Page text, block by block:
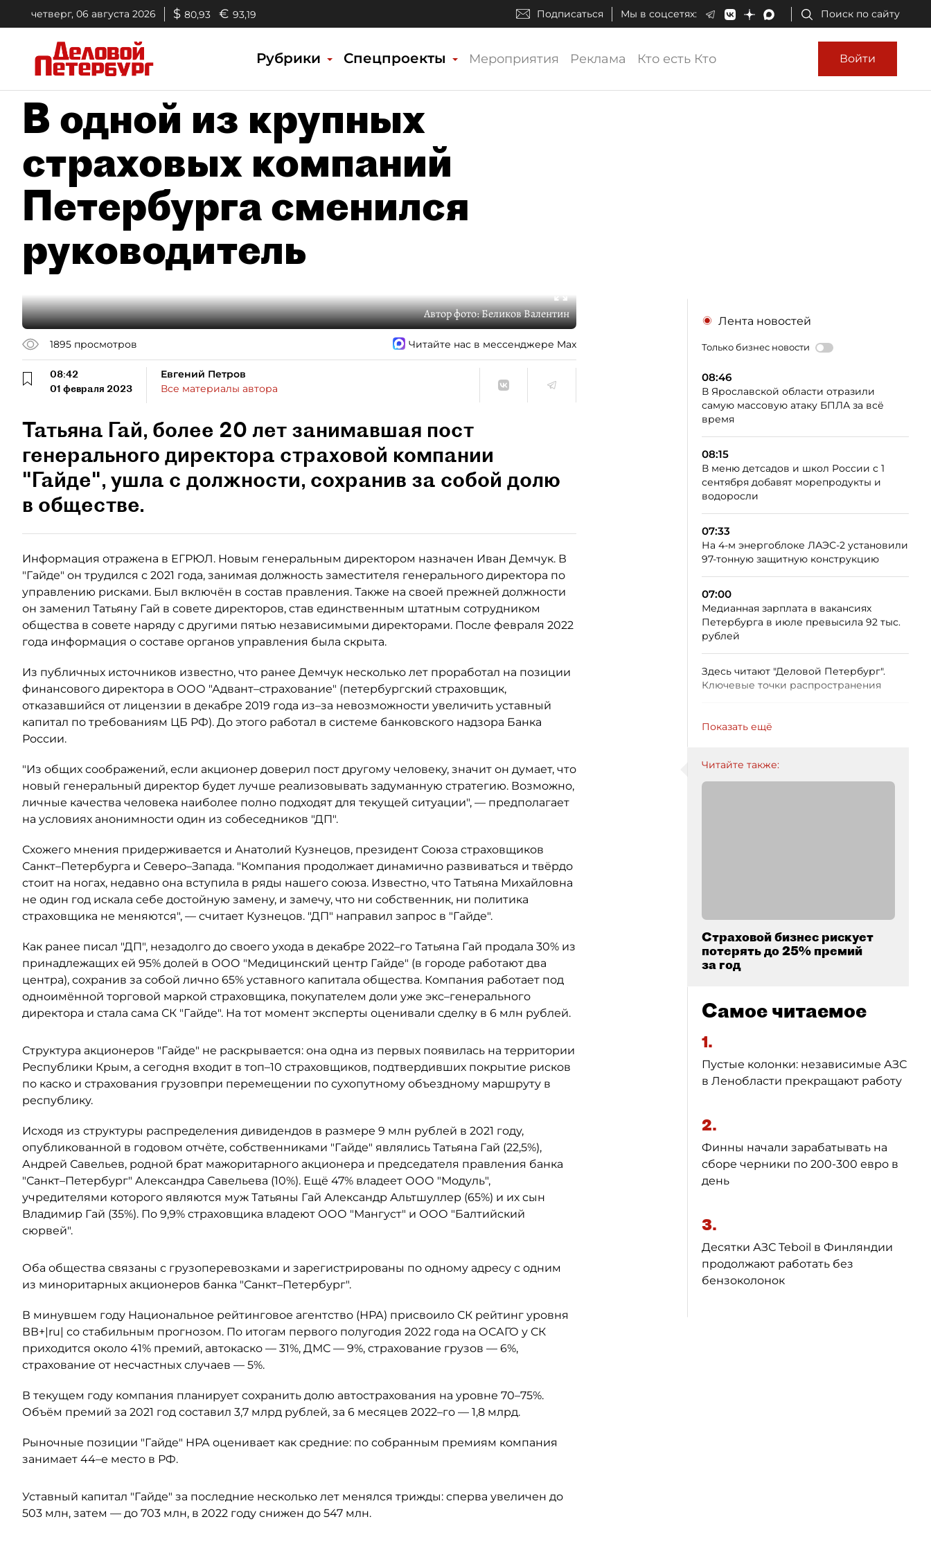
четверг, 06 августа 2026 $ 80,93 € 93,19 Подписаться Мы в соцсетях: Поиск по сайту
Рубрики Спецпроекты Мероприятия Реклама Кто есть Кто Войти
В одной из крупных
страховых компаний
Петербурга сменился
руководитель
Автор фото:Беликов Валентин
1895 просмотров Читайте нас в мессенджере Max
08:42
01 февраля 2023
Евгений Петров
Все материалы автора
Татьяна Гай, более 20 лет занимавшая пост
генерального директора страховой компании
"Гайде", ушла с должности, сохранив за собой долю
в обществе.
Информация отражена в ЕГРЮЛ. Новым генеральным директором назначен Иван Демчук. В
"Гайде" он трудился с 2021 года, занимая должность заместителя генерального директора по
управлению рисками. Был включён в состав правления. Также на своей прежней должности
он заменил Татьяну Гай в совете директоров, став единственным штатным сотрудником
общества в совете наряду с другими пятью независимыми директорами. После февраля 2022
года информация о составе органов управления была скрыта.
Из публичных источников известно, что ранее Демчук несколько лет проработал на позиции
финансового директора в ООО "Адвант–страхование" (петербургский страховщик,
отказавшийся от лицензии в декабре 2019 года из–за невозможности увеличить уставный
капитал по требованиям ЦБ РФ). До этого работал в системе банковского надзора Банка
России.
"Из общих соображений, если акционер доверил пост другому человеку, значит он думает, что
новый генеральный директор будет лучше реализовывать задуманную стратегию. Возможно,
личные качества человека наиболее полно подходят для текущей ситуации", — предполагает
на условиях анонимности один из собеседников "ДП".
Схожего мнения придерживается и Анатолий Кузнецов, президент Союза страховщиков
Санкт–Петербурга и Северо–Запада. "Компания продолжает динамично развиваться и твёрдо
стоит на ногах, недавно она вступила в ряды нашего союза. Известно, что Татьяна Михайловна
не один год искала себе достойную замену, и замечу, что ни собственник, ни политика
страховщика не меняются", — считает Кузнецов. "ДП" направил запрос в "Гайде".
Как ранее писал "ДП", незадолго до своего ухода в декабре 2022–го Татьяна Гай продала 30% из
принадлежащих ей 95% долей в ООО "Медицинский центр Гайде" (в городе работают два
центра), сохранив за собой лично 65% уставного капитала общества. Компания работает под
одноимённой торговой маркой страховщика, покупателем доли уже экс–генерального
директора и стала сама СК "Гайде". На тот момент эксперты оценивали сделку в 6 млн рублей.
Структура акционеров "Гайде" не раскрывается: она одна из первых появилась на территории
Республики Крым, а сегодня входит в топ–10 страховщиков, подтвердивших покрытие рисков
по каско и страхования грузовпри перемещении по сухопутному объездному маршруту в
республику.
Исходя из структуры распределения дивидендов в размере 9 млн рублей в 2021 году,
опубликованной в годовом отчёте, собственниками "Гайде" являлись Татьяна Гай (22,5%),
Андрей Савельев, родной брат мажоритарного акционера и председателя правления банка
"Санкт–Петербург" Александра Савельева (10%). Ещё 47% владеет ООО "Модуль",
учредителями которого являются муж Татьяны Гай Александр Альтшуллер (65%) и их сын
Владимир Гай (35%). По 9,9% страховщика владеют ООО "Мангуст" и ООО "Балтийский
сюрвей".
Оба общества связаны с грузоперевозками и зарегистрированы по одному адресу с одним
из миноритарных акционеров банка "Санкт–Петербург".
В минувшем году Национальное рейтинговое агентство (НРА) присвоило СК рейтинг уровня
ВВ+|ru| со стабильным прогнозом. По итогам первого полугодия 2022 года на ОСАГО у СК
приходится около 41% премий, автокаско — 31%, ДМС — 9%, страхование грузов — 6%,
страхование от несчастных случаев — 5%.
В текущем году компания планирует сохранить долю автострахования на уровне 70–75%.
Объём премий за 2021 год составил 3,7 млрд рублей, за 6 месяцев 2022–го — 1,8 млрд.
Рыночные позиции "Гайде" НРА оценивает как средние: по собранным премиям компания
занимает 44–е место в РФ.
Уставный капитал "Гайде" за последние несколько лет менялся трижды: сперва увеличен до
503 млн, затем — до 703 млн, в 2022 году снижен до 547 млн.
Лента новостей
Только бизнес новости
08:46
В Ярославской области отразили
самую массовую атаку БПЛА за всё
время
08:15
В меню детсадов и школ России с 1
сентября добавят морепродукты и
водоросли
07:33
На 4-м энергоблоке ЛАЭС-2 установили
97-тонную защитную конструкцию
07:00
Медианная зарплата в вакансиях
Петербурга в июле превысила 92 тыс.
рублей
Здесь читают "Деловой Петербург".
Ключевые точки распространения
Показать ещё
Читайте также:
Страховой бизнес рискует
потерять до 25% премий
за год
Самое читаемое
1.
Пустые колонки: независимые АЗС
в Ленобласти прекращают работу
2.
Финны начали зарабатывать на
сборе черники по 200-300 евро в
день
3.
Десятки АЗС Teboil в Финляндии
продолжают работать без
бензоколонок